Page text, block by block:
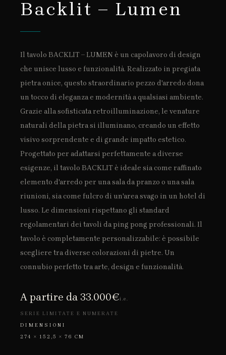
Backlit – Lumen
Il tavolo BACKLIT – LUMEN è un capolavoro di design
che unisce lusso e funzionalità. Realizzato in pregiata
pietra onice, questo straordinario pezzo d'arredo dona
un tocco di eleganza e modernità a qualsiasi ambiente.
Grazie alla sofisticata retroilluminazione, le venature
naturali della pietra si illuminano, creando un effetto
visivo sorprendente e di grande impatto estetico.
Progettato per adattarsi perfettamente a diverse
esigenze, il tavolo BACKLIT è ideale sia come raffinato
elemento d'arredo per una sala da pranzo o una sala
riunioni, sia come fulcro di un'area svago in un hotel di
lusso. Le dimensioni rispettano gli standard
regolamentari dei tavoli da ping pong professionali. Il
tavolo è completamente personalizzabile: è possibile
scegliere tra diverse colorazioni di pietre. Un
connubio perfetto tra arte, design e funzionalità.
A partire da 33.000€i.e.
SERIE LIMITATE E NUMERATE
DIMENSIONI
274 × 152,5 × 76 CM